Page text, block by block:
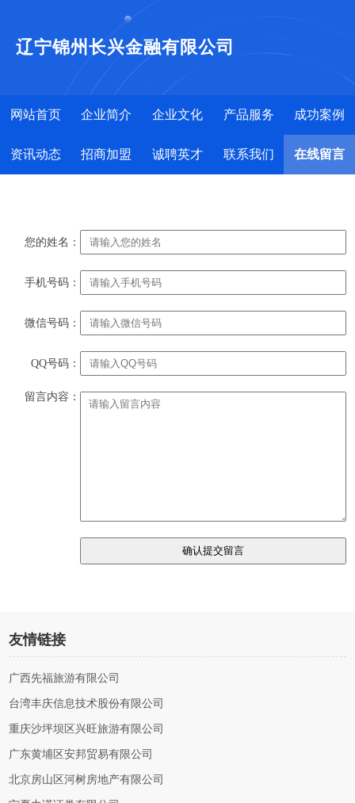
辽宁锦州长兴金融有限公司
网站首页 企业简介 企业文化 产品服务 成功案例
资讯动态 招商加盟 诚聘英才 联系我们 在线留言
您的姓名：
手机号码：
微信号码：
QQ号码：
留言内容：
友情链接
广西先福旅游有限公司
台湾丰庆信息技术股份有限公司
重庆沙坪坝区兴旺旅游有限公司
广东黄埔区安邦贸易有限公司
北京房山区河树房地产有限公司